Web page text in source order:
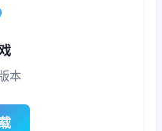
本